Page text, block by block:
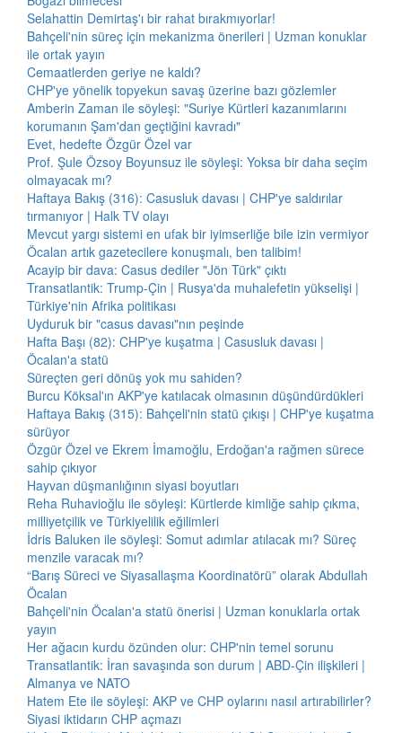
Selahattin Demirtaş'ı bir rahat bırakmıyorlar!
Bahçeli'nin süreç için mekanizma önerileri | Uzman konuklar
ile ortak yayın
Cemaatlerden geriye ne kaldı?
CHP'ye yönelik topyekun savaş üzerine bazı gözlemler
Amberin Zaman ile söyleşi: "Suriye Kürtleri kazanımlarını
korumanın Şam'dan geçtiğini kavradı"
Evet, hedefte Özgür Özel var
Prof. Şule Özsoy Boyunsuz ile söyleşi: Yoksa bir daha seçim
olmayacak mı?
Haftaya Bakış (316): Casusluk davası | CHP'ye saldırılar
tırmanıyor | Halk TV olayı
Mevcut yargı sistemi en ufak bir iyimserliğe bile izin vermiyor
Öcalan artık gazetecilere konuşmalı, ben talibim!
Acayip bir dava: Casus dediler "Jön Türk" çıktı
Transatlantik: Trump-Çin | Rusya'da muhalefetin yükselişi |
Türkiye'nin Afrika politikası
Uyduruk bir "casus davası"nın peşinde
Hafta Başı (82): CHP'ye kuşatma | Casusluk davası |
Öcalan'a statü
Süreçten geri dönüş yok mu sahiden?
Burcu Köksal'ın AKP'ye katılacak olmasının düşündürdükleri
Haftaya Bakış (315): Bahçeli'nin statü çıkışı | CHP'ye kuşatma
sürüyor
Özgür Özel ve Ekrem İmamoğlu, Erdoğan'a rağmen sürece
sahip çıkıyor
Hayvan düşmanlığının siyasi boyutları
Reha Ruhavioğlu ile söyleşi: Kürtlerde kimliğe sahip çıkma,
milliyetçilik ve Türkiyelilik eğilimleri
İdris Baluken ile söyleşi: Somut adımlar atılacak mı? Süreç
menzile varacak mı?
“Barış Süreci ve Siyasallaşma Koordinatörü” olarak Abdullah
Öcalan
Bahçeli'nin Öcalan'a statü önerisi | Uzman konuklarla ortak
yayın
Her ağacın kurdu özünden olur: CHP'nin temel sorunu
Transatlantik: İran savaşında son durum | ABD-Çin ilişkileri |
Almanya ve NATO
Hatem Ete ile söyleşi: AKP ve CHP oylarını nasıl artırabilirler?
Siyasi iktidarın CHP açmazı